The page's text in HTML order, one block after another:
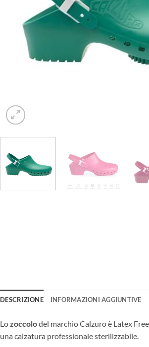
DESCRIZIONE INFORMAZIONI AGGIUNTIVE
Lozoccolodel marchio Calzuro è Latex
una calzatura professionale sterilizzabile.